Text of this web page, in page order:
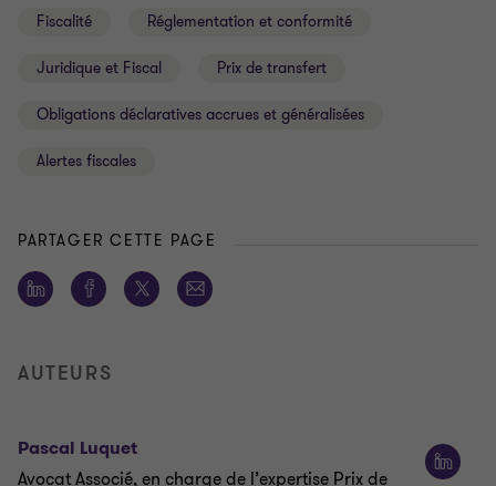
Fiscalité Réglementation et conformité
Juridique et Fiscal Prix de transfert
Obligations déclaratives accrues et généralisées
Alertes fiscales
PARTAGER CETTE PAGE
AUTEURS
Pascal Luquet
Avocat Associé, en charge de l’expertise Prix de